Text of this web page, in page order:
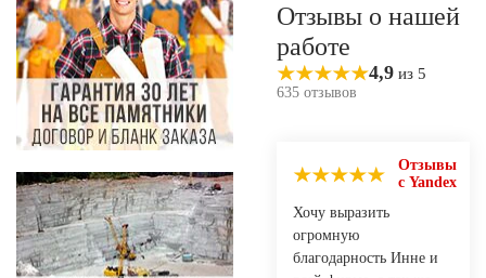
Отзывы о нашей
работе
4,9 из 5
635 отзывов
Отзывы
с Yandex
Хочу выразить
огромную
благодарность Инне и